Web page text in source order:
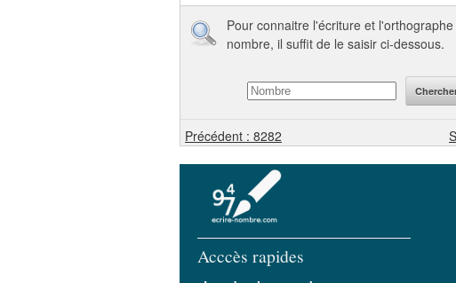
Pour connaitre l'écriture et
nombre, il suffit de le saisir ci-dessous.
Précédent : 8282
Acccès rapides